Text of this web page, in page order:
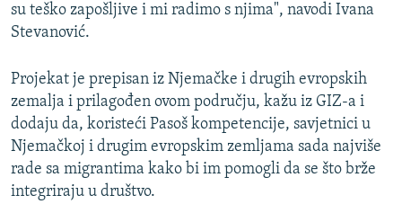
su teško zapošljive i mi radimo s njima", navodi Ivana
Stevanović.
Projekat je prepisan iz Njemačke i drugih evropskih
zemalja i prilagođen ovom području, kažu iz GIZ-a i
dodaju da, koristeći Pasoš kompetencije, savjetnici u
Njemačkoj i drugim evropskim zemljama sada najviše
rade sa migrantima kako bi im pomogli da se što brže
integriraju u društvo.